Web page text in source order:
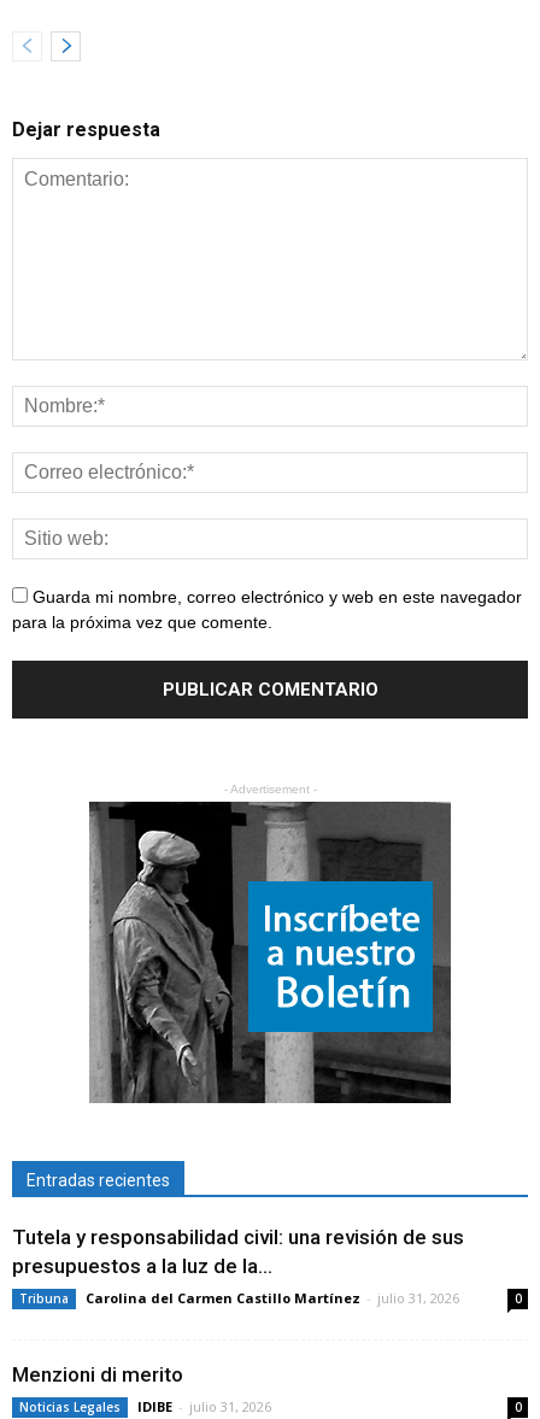
Dejar respuesta
Guarda mi nombre, correo electrónico y web en este navegador
para la próxima vez que comente.
- Advertisement -
Entradas recientes
Tutela y responsabilidad civil: una revisión de sus
presupuestos a la luz de la...
Tribuna Carolina del Carmen Castillo Martínez - julio 31, 2026 0
Menzioni di merito
Noticias Legales IDIBE - julio 31, 2026 0